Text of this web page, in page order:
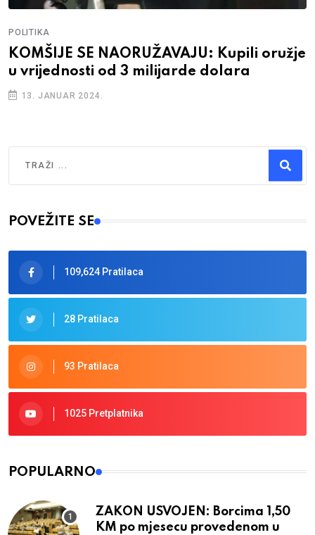
POLITIKA
KOMŠIJE SE NAORUŽAVAJU: Kupili oružje
u vrijednosti od 3 milijarde dolara
13. JANUAR 2024.
Type 2 or more characters for results.
POVEŽITE SE
109,624 Pratilaca
28 Pratilaca
93 Pratilaca
1025 Pretplatnika
POPULARNO
ZAKON USVOJEN: Borcima 1,50
KM po mjesecu provedenom u